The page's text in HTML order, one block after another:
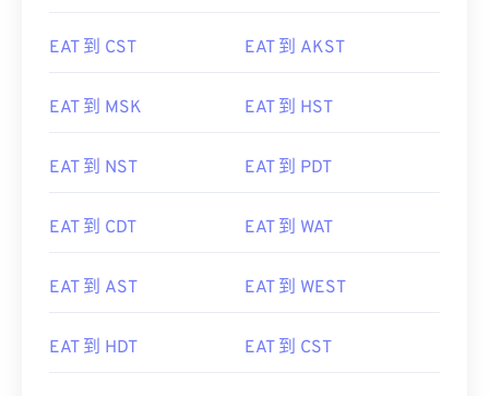
EAT 到 CST EAT 到 AKST
EAT 到 MSK EAT 到 HST
EAT 到 NST EAT 到 PDT
EAT 到 CDT EAT 到 WAT
EAT 到 AST EAT 到 WEST
EAT 到 HDT EAT 到 CST